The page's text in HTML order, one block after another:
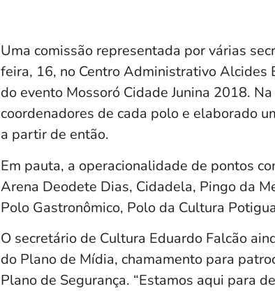
Uma comissão representada por várias
feira, 16, no Centro Administrativo Alcides
do evento Mossoró Cidade Junina 2018.
coordenadores de cada polo e elaborado
a partir de então.
Em pauta, a operacionalidade de pontos
Arena Deodete Dias, Cidadela, Pingo da
Polo Gastronômico, Polo da Cultura
O secretário de Cultura Eduardo Falcão
do Plano de Mídia, chamamento para
Plano de Segurança. “Estamos aqui para